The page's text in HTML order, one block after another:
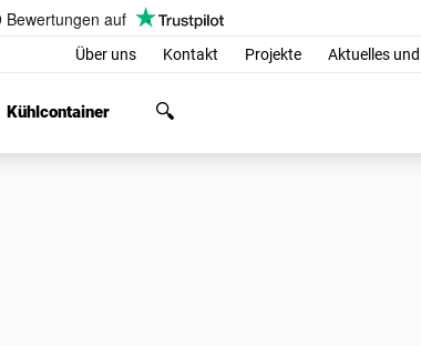
Über uns Kontakt Projekte Aktuelles
Kühlcontainer